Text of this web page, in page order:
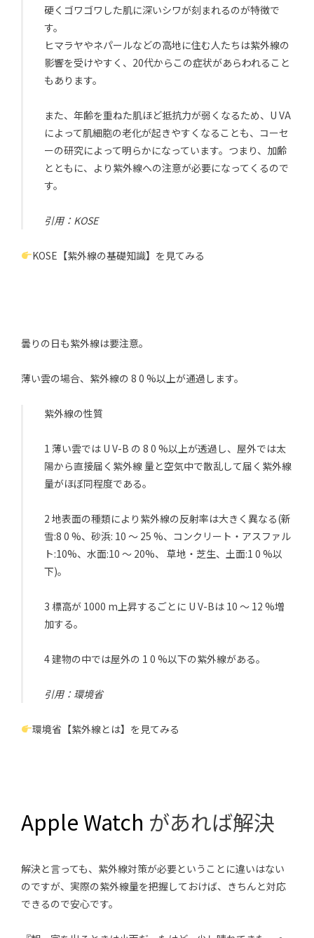
硬くゴワゴワした肌に深いシワが刻まれるのが特徴で
す。
ヒマラヤやネパールなどの高地に住む人たちは紫外線の
影響を受けやすく、20代からこの症状があらわれること
もあります。
また、年齢を重ねた肌ほど抵抗力が弱くなるため、U VA
によって肌細胞の老化が起きやすくなることも、コーセ
ーの研究によって明らかになっています。つまり、加齢
とともに、より紫外線への注意が必要になってくるので
す。
引用： KOSE
KOSE【紫外線の基礎知識】を見てみる
曇りの日も紫外線は要注意。
薄い雲の場合、紫外線の 8 0 %以上が通過します。
紫外線の性質
1 薄い雲では U V-B の 8 0 %以上が透過し、屋外では太
陽から直接届く紫外線 量と空気中で散乱して届く紫外線
量がほぼ同程度である。
2 地表面の種類により紫外線の反射率は大きく異なる(新
雪:8 0 %、砂浜: 10 〜 25 %、コンクリート・アスファル
ト:10%、水面:10 〜 20%、 草地・芝生、土面:1 0 %以
下)。
3 標高が 1000 m上昇するごとに U V-Bは 10 〜 12 %増
加する。
4 建物の中では屋外の 1 0 %以下の紫外線がある。
引用： 環境省
環境省【紫外線とは】を見てみる
Apple Watch があれば解決
解決と言っても、紫外線対策が必要ということに違いはない
のですが、実際の紫外線量を把握しておけば、きちんと対応
できるので安心です。